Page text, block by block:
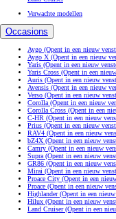
Verwachte modellen
Occasions
Aygo (Opent in een nieuw
Aygo X (Opent in een nieuw
Yaris (Opent in een nieuw
Yaris Cross (Opent in een
Auris (Opent in een nieuw
Avensis (Opent in een nieuw
Verso (Opent in een nieuw
Corolla(Opent in een nieuw
Corolla Cross (Opent in een
C-HR (Opent in een nieuw
Prius (Opent in een nieuw
RAV4 (Opent in een nieuw
bZ4X (Opent in een nieuw
Camry (Opent in een nieuw
Supra(Opent in een nieuw
GR86 (Opent in een nieuw
Mirai (Opent in een nieuw
Proace City (Opent in een
Proace (Opent in een nieuw
Highlander(Opent in een
Hilux (Opent in een nieuw
Land Cruiser(Opent in een